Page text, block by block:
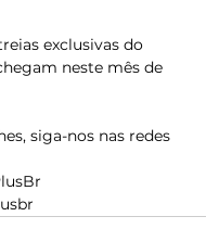
exclusivas do
neste mês de
siga-nos nas redes